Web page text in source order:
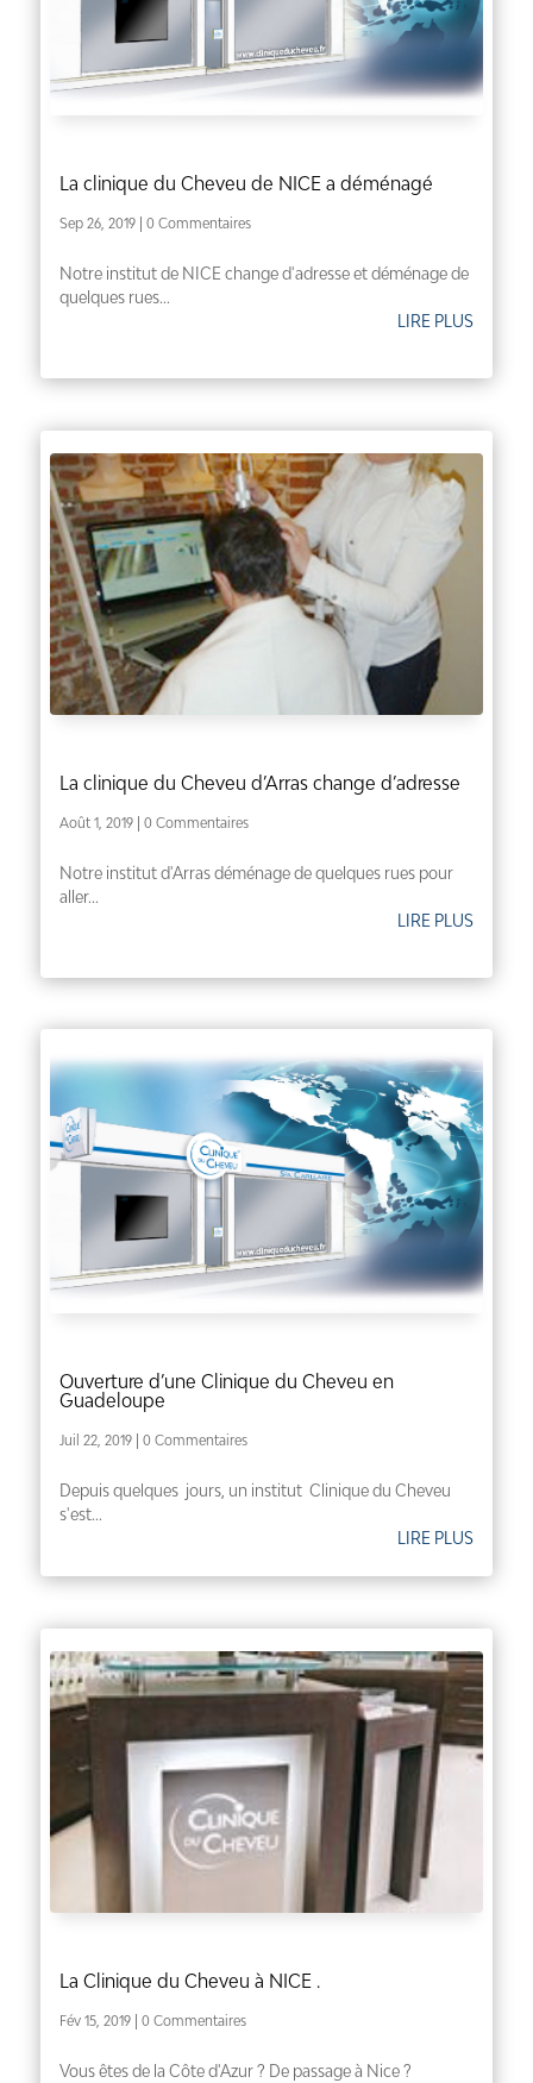
La clinique du Cheveu de NICE a déménagé
Sep 26, 2019| 0 Commentaires
Notre institut de NICE change d'adresse et déménage de
quelques rues...
LIRE PLUS
La clinique du Cheveu d’Arras change d’adresse
Août 1, 2019| 0 Commentaires
Notre institut d'Arras déménage de quelques rues pour
aller...
LIRE PLUS
Ouverture d’une Clinique du Cheveu en
Guadeloupe
Juil 22, 2019| 0 Commentaires
Depuis quelques jours, un institut Clinique du Cheveu
s'est...
LIRE PLUS
La Clinique du Cheveu à NICE .
Fév 15, 2019| 0 Commentaires
Vous êtes de la Côte d'Azur ? De passage à Nice ?